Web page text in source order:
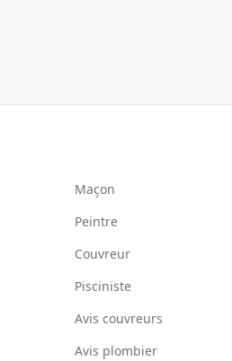
Maçon
Peintre
Couvreur
Pisciniste
Avis couvreurs
Avis plombier